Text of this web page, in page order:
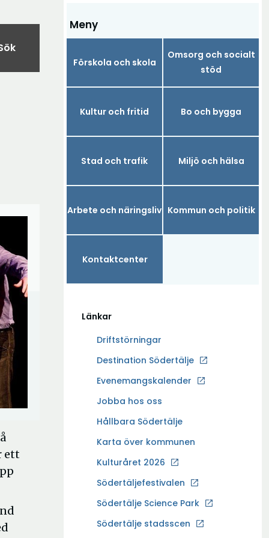
Meny
Förskola och skola
Omsorg och socialt
stöd
Kultur och fritid Bo och bygga
Stad och trafik Miljö och hälsa
Arbete och näringsliv Kommun och politik
Kontaktcenter
Länkar
Driftstörningar
Destination Södertälje
Ö
p
n
a
y
t
f
ö
Evenemangskalender
Jobba hos oss
Ö
p
n
a
y
t
Hållbara Södertälje
Karta över kommunen
Kulturåret 2026
Södertäljefestivalen
Södertälje Science Park
Ö
p
Södertälje stadsscen
ett